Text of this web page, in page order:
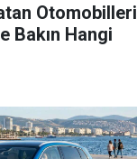
Otomobilleri
Bakın Hangi